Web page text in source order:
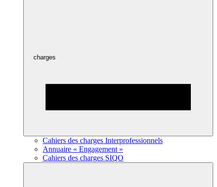
charges
Cahiers des charges Interprofessionnels
Annuaire « Engagement »
Cahiers des charges SIQO